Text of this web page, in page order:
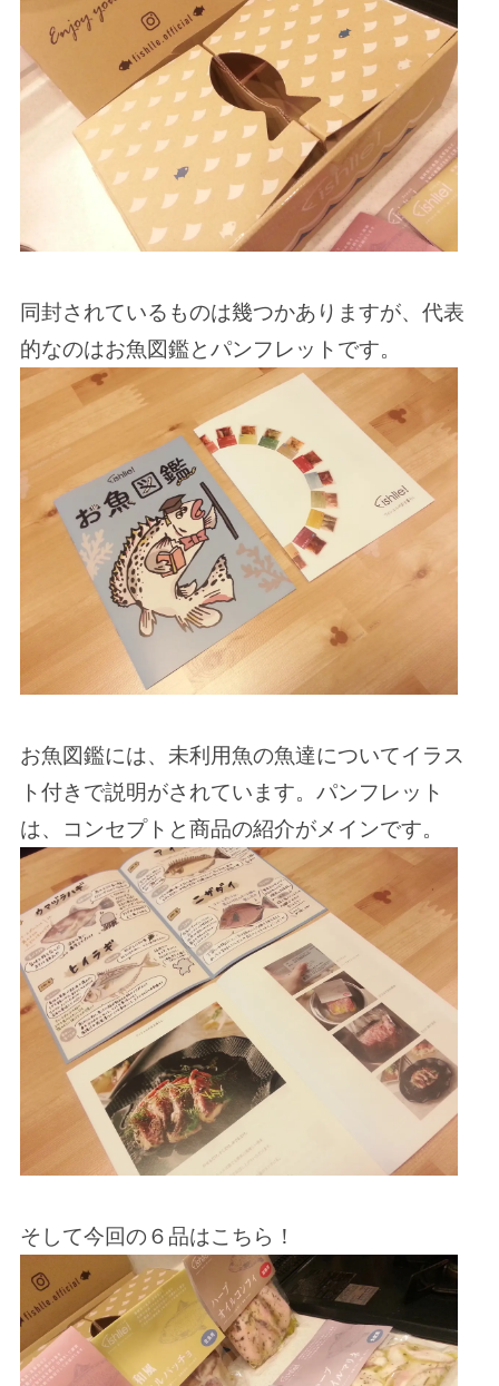
同封されているものは幾つかありますが、代表
的なのはお魚図鑑とパンフレットです。
お魚図鑑には、未利用魚の魚達についてイラス
ト付きで説明がされています。パンフレット
は、コンセプトと商品の紹介がメインです。
そして今回の６品はこちら！